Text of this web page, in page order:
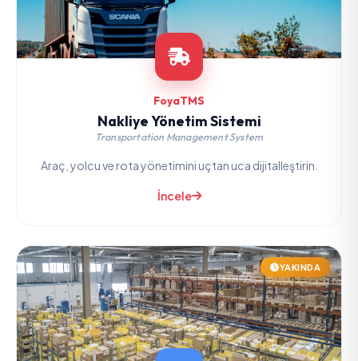
FoyaTMS
Nakliye Yönetim Sistemi
Transportation Management System
Araç, yolcu ve rota yönetimini uçtan uca dijitalleştirin.
İncele
YAKINDA